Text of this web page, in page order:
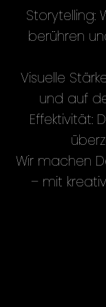
Storytelling:
berühren
Visuelle
und auf
Effektivität:
Wir machen
– mit